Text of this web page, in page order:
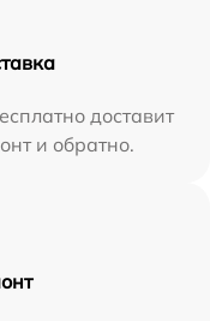
доставит
и обратно.